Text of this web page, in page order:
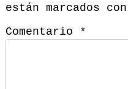
están marcados con
Comentario
*